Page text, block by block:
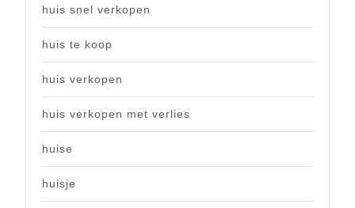
huis snel verkopen
huis te koop
huis verkopen
huis verkopen met verlies
huise
huisje